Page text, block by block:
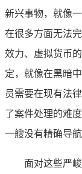
新兴事物，就像
在很多方面无法
效力、虚拟货币
定，就像在黑暗
员需要在现有法
了案件处理的难
一艘没有精确导航
面对这些严